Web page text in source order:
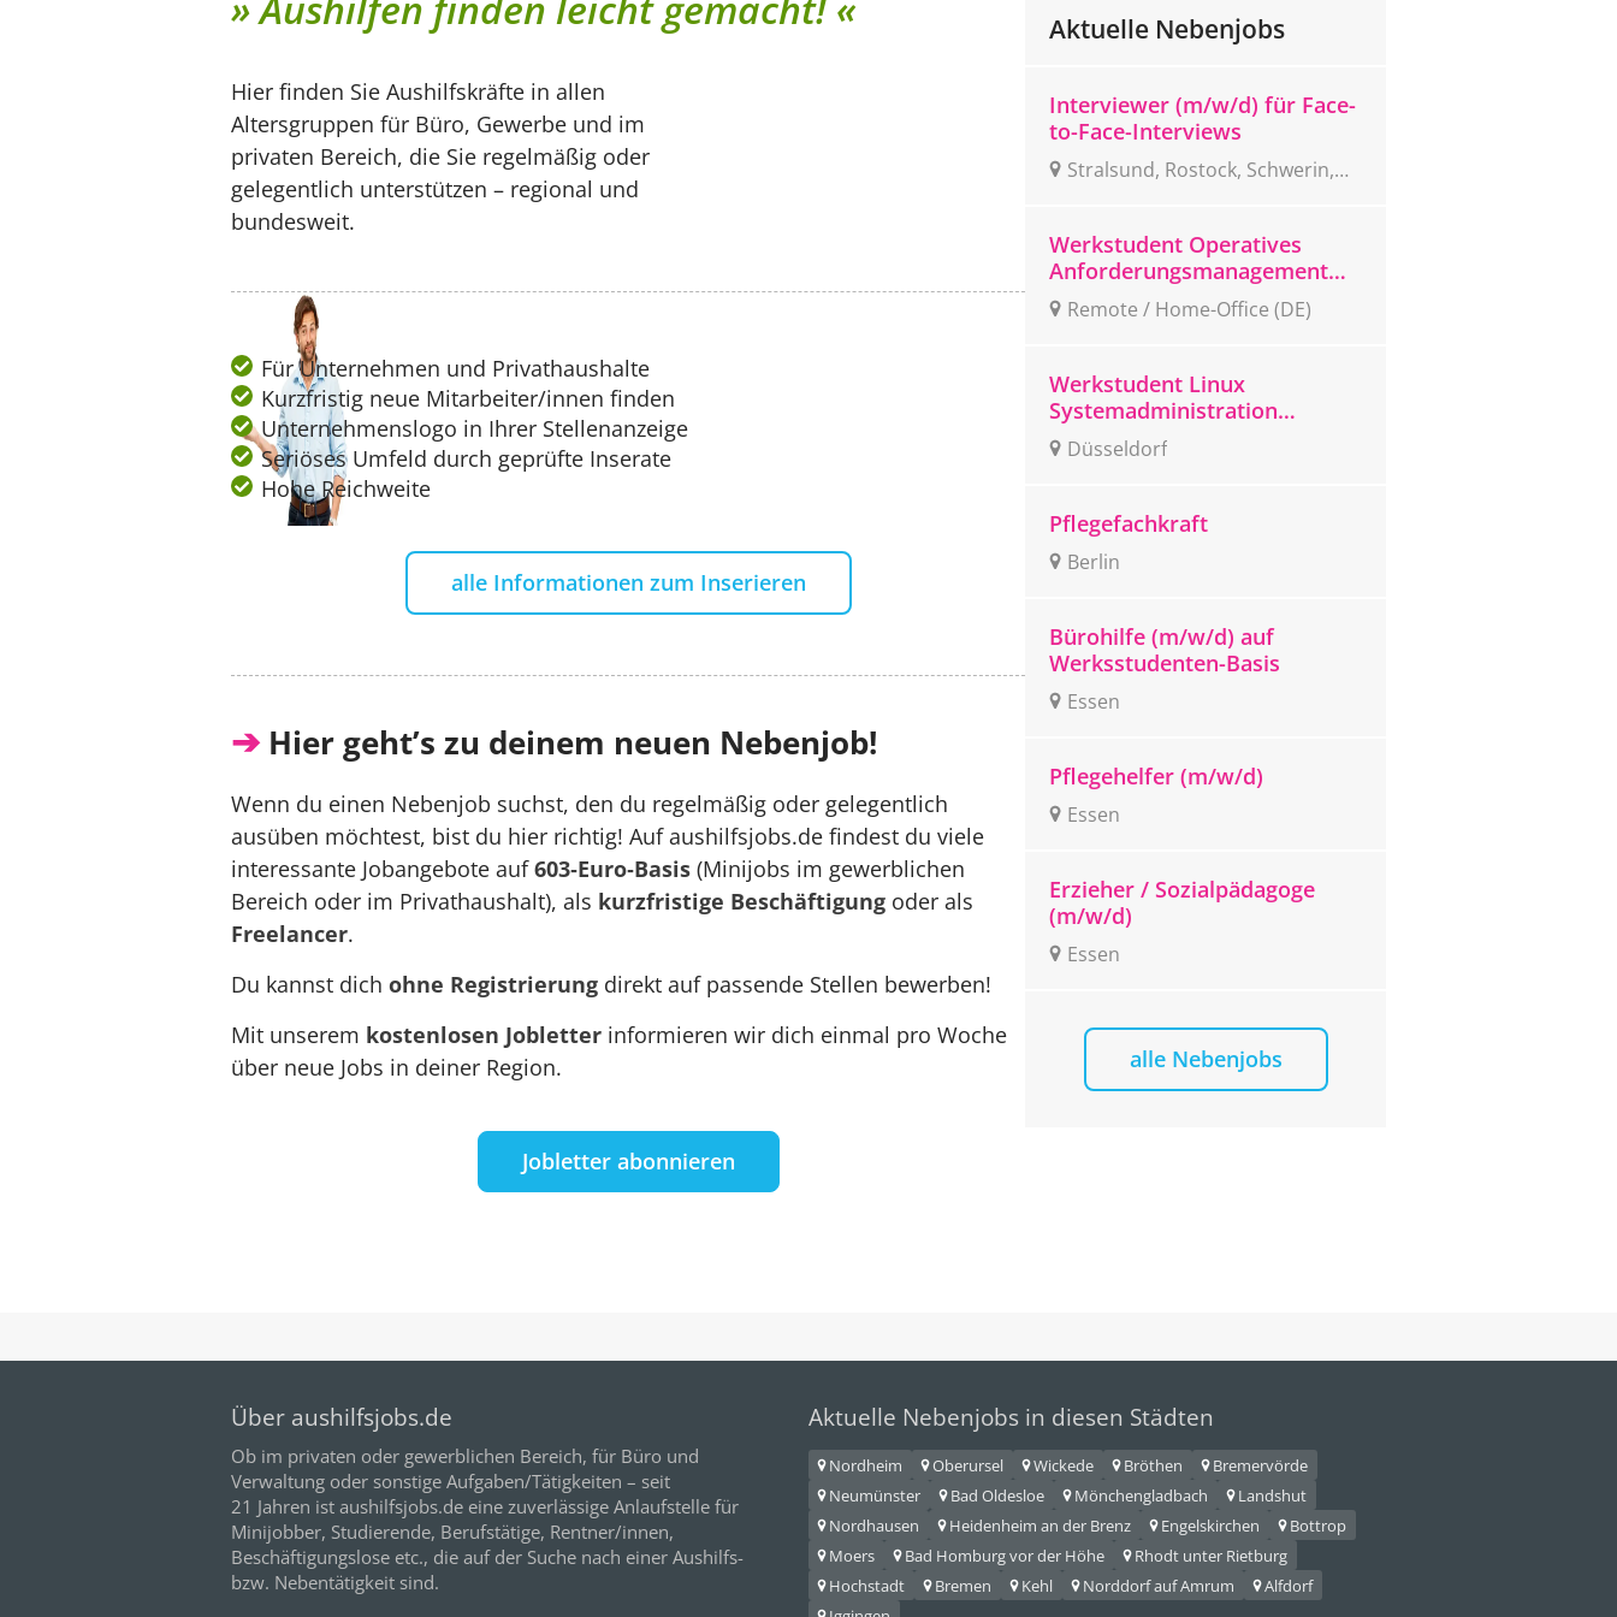
Hier finden Sie Aushilfskräfte in allen
Altersgruppen für Büro, Gewerbe und im
privaten Bereich, die Sie regelmäßig oder
gelegentlich unterstützen – regional und
bundesweit.
Für Unternehmen und Privathaushalte
Kurzfristig neue Mitarbeiter/innen finden
Unternehmenslogo in Ihrer Stellenanzeige
Seriöses Umfeld durch geprüfte Inserate
Hohe Reichweite
alle Informationen zum Inserieren
➔ Hier geht’s zu deinem neuen Nebenjob!
Wenn du einen Nebenjob suchst, den du regelmäßig oder gelegentlich
ausüben möchtest, bist du hier richtig! Auf aushilfsjobs.de findest du viele
interessante Jobangebote auf603‑Euro‑Basis (Minijobs im gewerblichen
Bereich oder im Privathaushalt), als kurzfristige Beschäftigung oder als
Freelancer.
Du kannst dich ohne Registrierung direkt auf passende Stellen bewerben!
Mit unserem kostenlosen Jobletter informieren wir dich einmal pro Woche
über neue Jobs in deiner Region.
Jobletter abonnieren
Aktuelle Nebenjobs
Interviewer (m/w/d) für Face-
to-Face-Interviews
Stralsund, Rostock, Schwerin,
Werkstudent Operatives
Anforderungsmanagement
(m/w/d)
Remote / Home-Office (DE)
Werkstudent Linux
Systemadministration
(m/w/d)
Düsseldorf
Pflegefachkraft
Berlin
Bürohilfe (m/w/d) auf
Werksstudenten-Basis
Essen
Pflegehelfer (m/w/d)
Essen
Erzieher / Sozialpädagoge
(m/w/d)
Essen
alle Nebenjobs
Über aushilfsjobs.de
Ob im privaten oder gewerblichen Bereich, für Büro und
Verwaltung oder sonstige Aufgaben/Tätigkeiten – seit
21 Jahren ist aushilfsjobs.de eine zuverlässige Anlaufstelle für
Minijobber, Studierende, Berufstätige, Rentner/innen,
Beschäftigungslose etc., die auf der Suche nach einer Aushilfs-
bzw. Nebentätigkeit sind.
Aktuelle Nebenjobs in diesen Städten
Nordheim Oberursel Wickede Bröthen
Bremervörde
Neumünster
Bad Oldesloe Mönchengladbach
Landshut
Nordhausen
Heidenheim an der Brenz Engelskirchen
Bottrop
Moers
Bad Homburg vor der Höhe
Rhodt unter Rietburg
Hochstadt
Bremen Kehl Norddorf auf Amrum
Alfdorf